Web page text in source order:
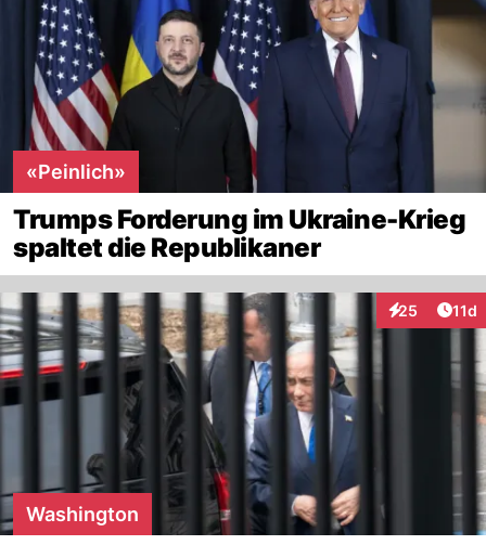
«Peinlich»
Trumps Forderung im Ukraine-Krieg
spaltet die Republikaner
25
Interaktionen
11d
Washington